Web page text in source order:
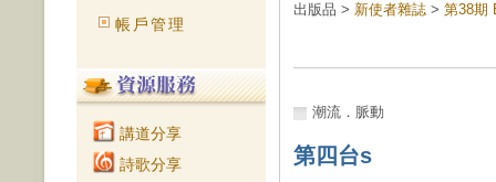
帳戶管理
講道分享
詩歌分享
出版品 > 新使者雜誌 > 第38期
潮流．脈動
第四台s